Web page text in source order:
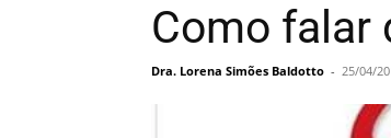
Como falar
Dra. Lorena Simões Baldotto - 25/04/